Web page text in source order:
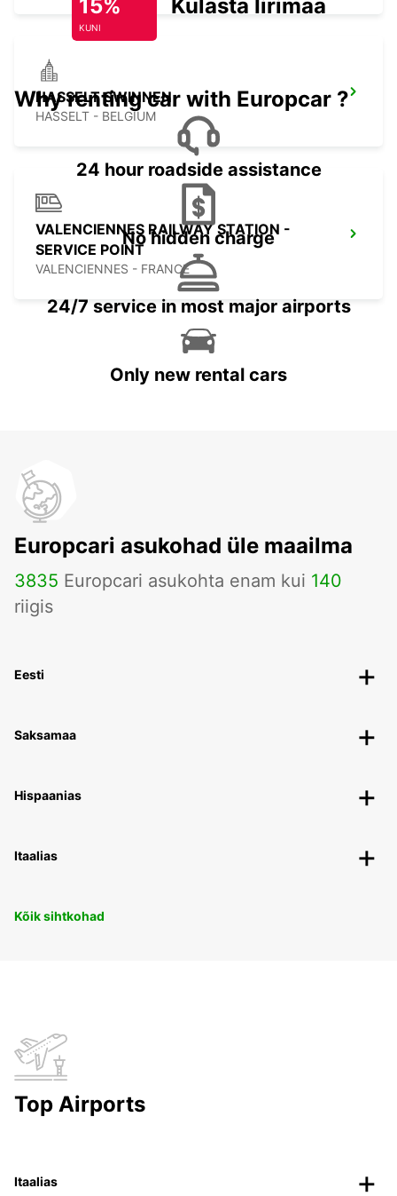
HASSELT SWINNEN
HASSELT - BELGIUM
VALENCIENNES RAILWAY STATION -
SERVICE POINT
VALENCIENNES - FRANCE
15%
KUNI
Külasta Iirimaad
Why renting car with Europcar ?
24 hour roadside assistance
No hidden charge
24/7 service in most major airports
Only new rental cars
Europcari asukohad üle maailma
3835 Europcari asukohta enam kui 140
riigis
Eesti
Saksamaa
Hispaanias
Itaalias
Kõik sihtkohad
Top Airports
Itaalias